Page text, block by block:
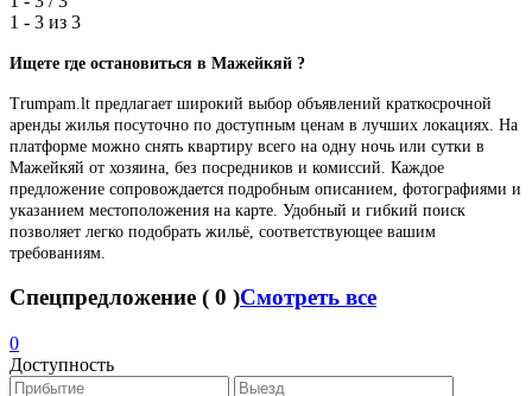
1 - 3 из 3
Ищете где остановиться в Мажейкяй ?
Trumpam.lt предлагает широкий выбор объявлений краткосрочной
аренды жилья посуточно по доступным ценам в лучших локациях. На
платформе можно снять квартиру всего на одну ночь или сутки в
Мажейкяй от хозяина, без посредников и комиссий. Каждое
предложение сопровождается подробным описанием, фотографиями и
указанием местоположения на карте. Удобный и гибкий поиск
позволяет легко подобрать жильё, соответствующее вашим
требованиям.
Спецпредложение ( 0 )Смотреть все
0
Доступность